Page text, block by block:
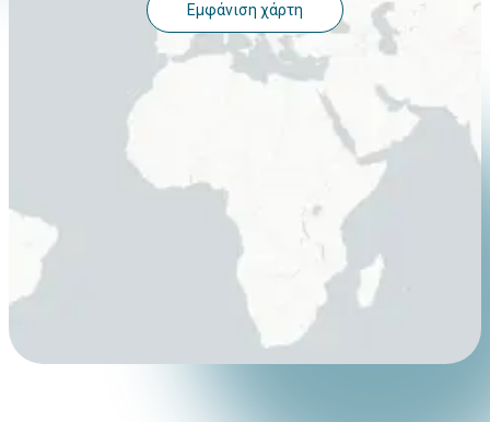
Εμφάνιση χάρτη